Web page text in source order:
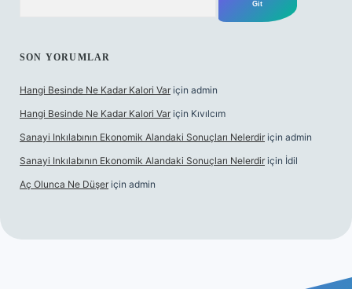
SON YORUMLAR
Hangi Besinde Ne Kadar Kalori Var için admin
Hangi Besinde Ne Kadar Kalori Var için Kıvılcım
Sanayi Inkılabının Ekonomik Alandaki Sonuçları Nelerdir için admin
Sanayi Inkılabının Ekonomik Alandaki Sonuçları Nelerdir için İdil
Aç Olunca Ne Düşer için admin